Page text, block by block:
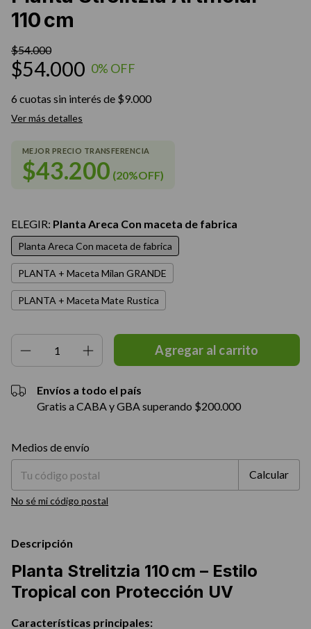
110 cm
$54.000
$54.000 0% OFF
6 cuotas sin interés de $9.000
Ver más detalles
$43.200 (20%OFF)
ELEGIR: Planta Areca Con maceta de fabrica
Planta Areca Con maceta de fabrica
PLANTA + Maceta Milan GRANDE
PLANTA + Maceta Mate Rustica
Envíos a todo el país
Gratis a CABA y GBA superando $200.000
Entregas para el CP:
Medios de envío
Calcular
No sé mi código postal
Descripción
Planta Strelitzia 110 cm – Estilo
Tropical con Protección UV
Características principales: